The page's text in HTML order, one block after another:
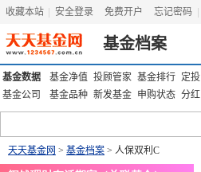
收藏本站 安全登录 免费开户 忘记密码
基金档案
基金数据 基金净值 投顾管家 基金排行 定投
基金公司
基金品种 新发基金 申购状态 分红
天天基金网 > 基金档案 > 人保双利C